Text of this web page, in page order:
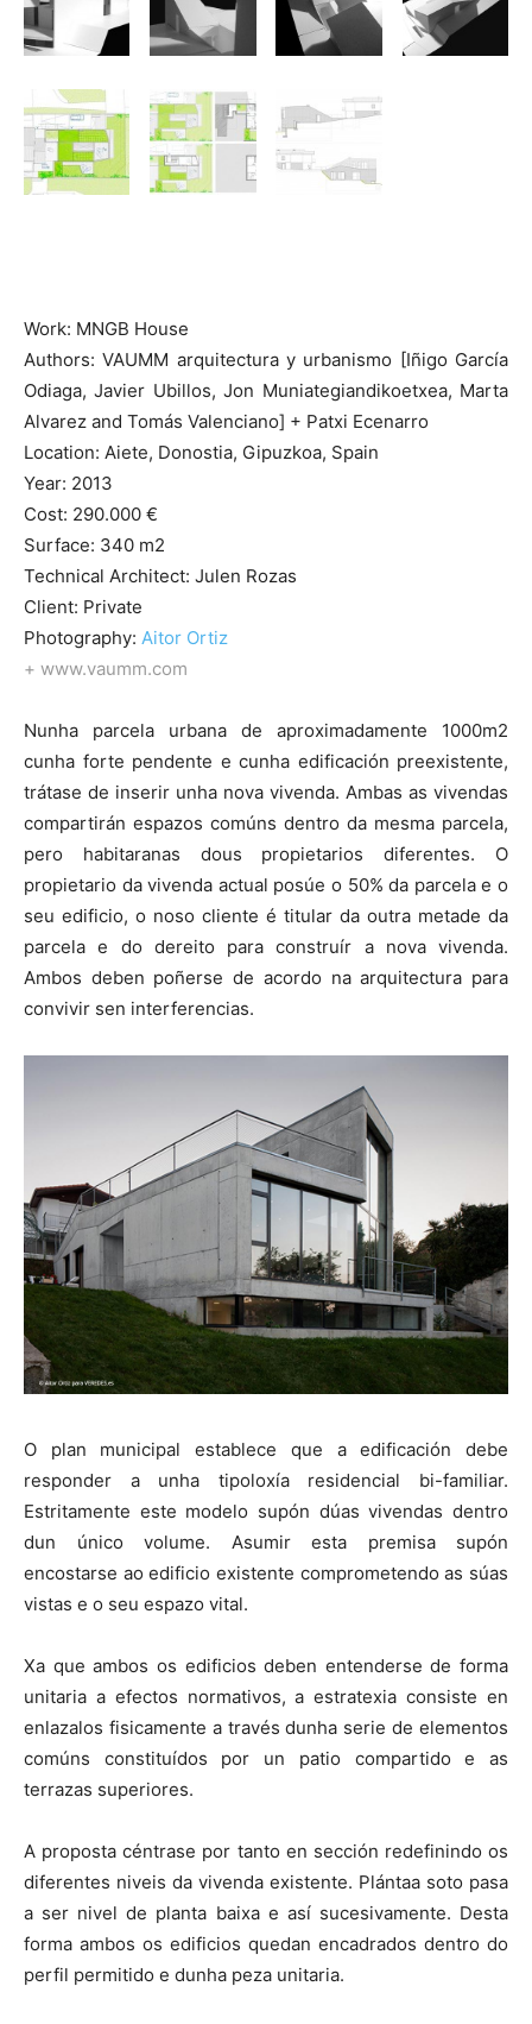
Work: MNGB House
Authors: VAUMM arquitectura y urbanismo [Iñigo García
Odiaga, Javier Ubillos, Jon Muniategiandikoetxea, Marta
Alvarez and Tomás Valenciano] + Patxi Ecenarro
Location: Aiete, Donostia, Gipuzkoa, Spain
Year: 2013
Cost: 290.000 €
Surface: 340 m2
Technical Architect: Julen Rozas
Client: Private
Photography: Aitor Ortiz
+ www.vaumm.com
Nunha parcela urbana de aproximadamente 1000m2
cunha forte pendente e cunha edificación preexistente,
trátase de inserir unha nova vivenda. Ambas as vivendas
compartirán espazos comúns dentro da mesma parcela,
pero habitaranas dous propietarios diferentes. O
propietario da vivenda actual posúe o 50% da parcela e o
seu edificio, o noso cliente é titular da outra metade da
parcela e do dereito para construír a nova vivenda.
Ambos deben poñerse de acordo na arquitectura para
convivir sen interferencias.
O plan municipal establece que a edificación debe
responder a unha tipoloxía residencial bi-familiar.
Estritamente este modelo supón dúas vivendas dentro
dun único volume. Asumir esta premisa supón
encostarse ao edificio existente comprometendo as súas
vistas e o seu espazo vital.
Xa que ambos os edificios deben entenderse de forma
unitaria a efectos normativos, a estratexia consiste en
enlazalos fisicamente a través dunha serie de elementos
comúns constituídos por un patio compartido e as
terrazas superiores.
A proposta céntrase por tanto en sección redefinindo os
diferentes niveis da vivenda existente. Plántaa soto pasa
a ser nivel de planta baixa e así sucesivamente. Desta
forma ambos os edificios quedan encadrados dentro do
perfil permitido e dunha peza unitaria.